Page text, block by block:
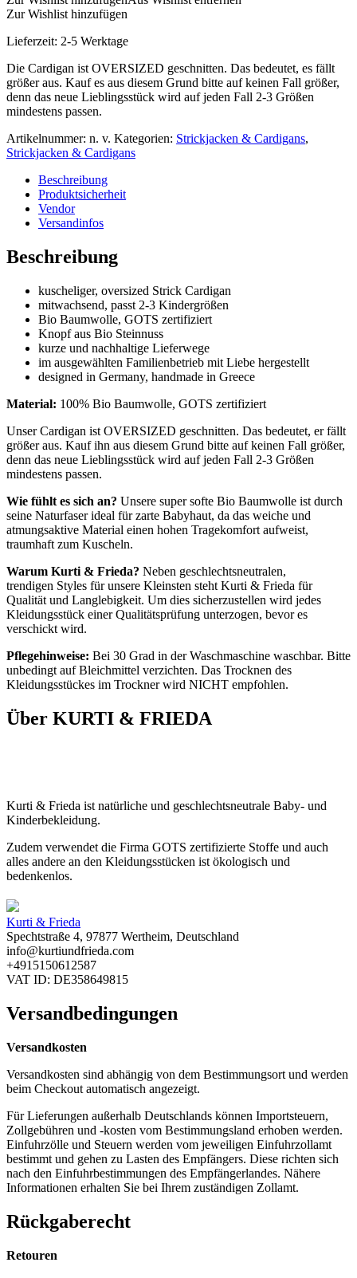
Zur Wishlist hinzufügen
Lieferzeit: 2-5 Werktage
Die Cardigan ist OVERSIZED geschnitten. Das bedeutet, es fällt
größer aus. Kauf es aus diesem Grund bitte auf keinen Fall größer,
denn das neue Lieblingsstück wird auf jeden Fall 2-3 Größen
mindestens passen.
Artikelnummer: n. v. Kategorien: Strickjacken & Cardigans,
Strickjacken & Cardigans
Beschreibung
Produktsicherheit
Vendor
Versandinfos
Beschreibung
kuscheliger, oversized Strick Cardigan
mitwachsend, passt 2-3 Kindergrößen
Bio Baumwolle, GOTS zertifiziert
Knopf aus Bio Steinnuss
kurze und nachhaltige Lieferwege
im ausgewählten Familienbetrieb mit Liebe hergestellt
designed in Germany, handmade in Greece
Material: 100% Bio Baumwolle, GOTS zertifiziert
Unser Cardigan ist OVERSIZED geschnitten. Das bedeutet, er fällt
größer aus. Kauf ihn aus diesem Grund bitte auf keinen Fall größer,
denn das neue Lieblingsstück wird auf jeden Fall 2-3 Größen
mindestens passen.
Wie fühlt es sich an? Unsere super softe Bio Baumwolle ist durch
seine Naturfaser ideal für zarte Babyhaut, da das weiche und
atmungsaktive Material einen hohen Tragekomfort aufweist,
traumhaft zum Kuscheln.
Warum Kurti & Frieda? Neben geschlechtsneutralen,
trendigen Styles für unsere Kleinsten steht Kurti & Frieda für
Qualität und Langlebigkeit. Um dies sicherzustellen wird jedes
Kleidungsstück einer Qualitätsprüfung unterzogen, bevor es
verschickt wird.
Pflegehinweise: Bei 30 Grad in der Waschmaschine waschbar. Bitte
unbedingt auf Bleichmittel verzichten. Das Trocknen des
Kleidungsstückes im Trockner wird NICHT empfohlen.
Über KURTI & FRIEDA
Kurti & Frieda ist natürliche und geschlechtsneutrale Baby- und
Kinderbekleidung.
Zudem verwendet die Firma GOTS zertifizierte Stoffe und auch
alles andere an den Kleidungsstücken ist ökologisch und
bedenkenlos.
Kurti & Frieda
Spechtstraße 4, 97877 Wertheim, Deutschland
info@kurtiundfrieda.com
+4915150612587
VAT ID: DE358649815
Versandbedingungen
Versandkosten
Versandkosten sind abhängig von dem Bestimmungsort und werden
beim Checkout automatisch angezeigt.
Für Lieferungen außerhalb Deutschlands können Importsteuern,
Zollgebühren und -kosten vom Bestimmungsland erhoben werden.
Einfuhrzölle und Steuern werden vom jeweiligen Einfuhrzollamt
bestimmt und gehen zu Lasten des Empfängers. Diese richten sich
nach den Einfuhrbestimmungen des Empfängerlandes. Nähere
Informationen erhalten Sie bei Ihrem zuständigen Zollamt.
Rückgaberecht
Retouren